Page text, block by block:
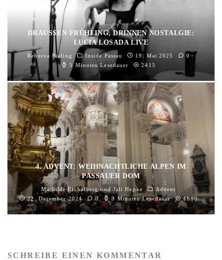
DRAUSSEN FRÜHLING, DRINNEN NOSTALGIE: L
UCIA LOSADA LIVE
Rebecca Bieling Inside Passau 19. Mai 2025
0
5 Minuten Lesedauer
2415
4. ADVENT: WEIHNACHTLICHE ALPEN IM
PASSAUER DOM
Mathilde Eichelberg undJuli Hepke
Advent
22. Dezember 2024
0 3 Minuten Lesedauer 1890
SCHREIBE EINEN KOMMENTAR